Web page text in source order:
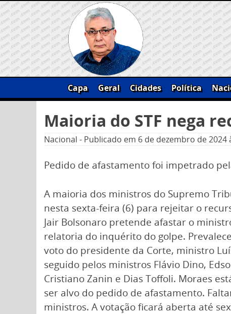
Skip
to
content
Capa Geral Cidades Política
por:
Maioria do STF nega
Nacional - Publicado em 6 de dezembro de 2024
Pedido de afastamento foi impetrado
A maioria dos ministros do Supremo
nesta sexta-feira (6) para rejeitar o
Jair Bolsonaro pretende afastar o
relatoria do inquérito do golpe.
voto do presidente da Corte, ministro
seguido pelos ministros Flávio Dino,
Cristiano Zanin e Dias Toffoli. Moraes
ser alvo do pedido de afastamento.
ministros. A votação ficará aberta até